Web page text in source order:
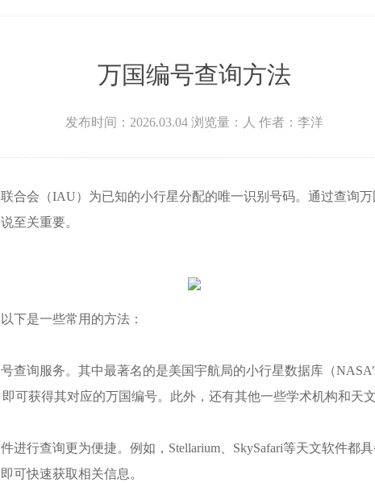
万国编号查询方法
发布时间：2026.03.04 浏览量： 人 作者：李洋
会（IAU）为已知的小行星分配的唯一识别号码。通过查询
至关重要。
是一些常用的方法：
服务。其中最著名的是美国宇航局的小行星数据库（
可获得其对应的万国编号。此外，还有其他一些学术机构和天
行查询更为便捷。例如，Stellarium、SkySafari等天文软件都
可快速获取相关信息。